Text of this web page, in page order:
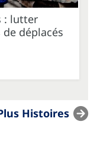
: lutter
déplacés
Histoires